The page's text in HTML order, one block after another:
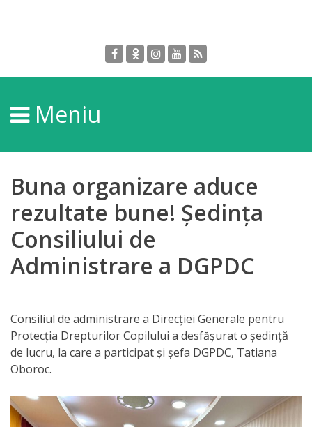
DGPDC
Informații
despre
Subdiviziuni/Servicii
Structura
Strategia
Orarul
audienței
Managementul
instituției
Meniu
Buna organizare aduce
rezultate bune! Ședința
Consiliului de
Administrare a DGPDC
Consiliul de administrare a Direcției Generale pentru
Protecția Drepturilor Copilului a desfășurat o ședință
de lucru, la care a participat și șefa DGPDC, Tatiana
Oboroc.